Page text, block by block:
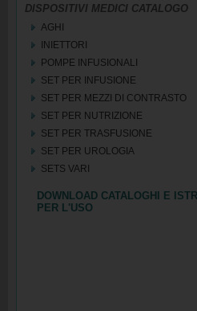
DISPOSITIVI MEDICI CATALOGO
AGHI
INIETTORI
POMPE INFUSIONALI
SET PER INFUSIONE
SET PER MEZZI DI CONTRASTO
SET PER NUTRIZIONE
SET PER TRASFUSIONE
SET PER UROLOGIA
SETS VARI
DOWNLOAD CATALOGHI E
PER L'USO